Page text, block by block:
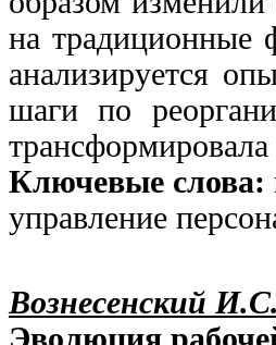
на традиционные
анализируется
шаги по
Ключевые слова:
управление
Вознесенский И.С.
Эволюция